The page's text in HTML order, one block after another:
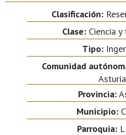
Clasificación:
Clase:Ciencia y
Tipo:
Comunidad
Provincia:
Municipio:
Parroquia: